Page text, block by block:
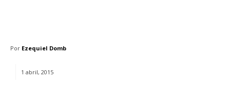
Por Ezequiel Domb
1 abril, 2015